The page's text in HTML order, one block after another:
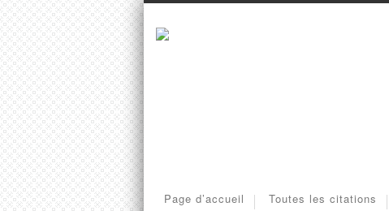
Page d’accueil Toutes les citations